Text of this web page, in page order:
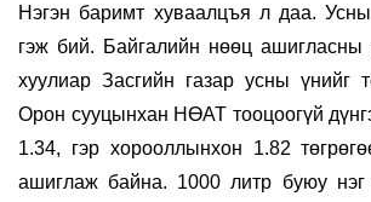
Нэгэн баримт хуваалцъя л даа.
гэж бий. Байгалийн нөөц ашигласны
хуулиар Засгийн газар усны үнийг
Орон сууцынхан НӨАТ тооцоогүй
1.34, гэр хорооллынхон 1.82
ашиглаж байна. 1000 литр буюу нэг